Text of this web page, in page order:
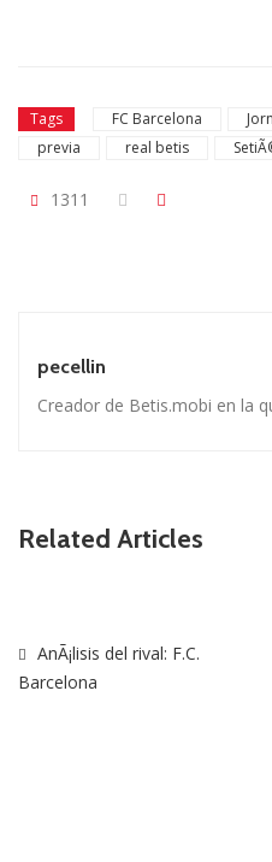
Tags FC Barcelona
previa
real betis
1311
pecellin
Creador de Betis.mobi en la
Related Articles
AnÃ¡lisis del rival: F.C.
Barcelona